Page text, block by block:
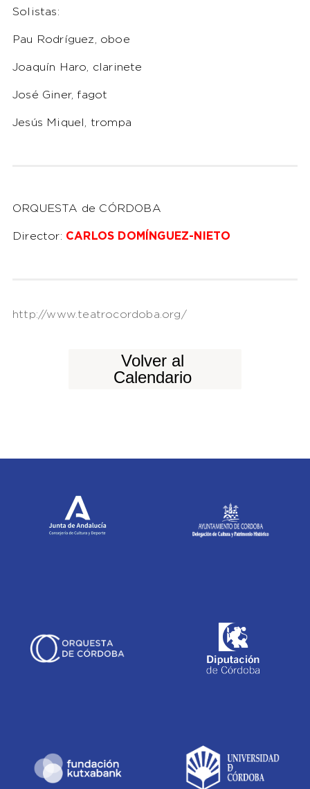
Solistas:
Pau Rodríguez, oboe
Joaquín Haro, clarinete
José Giner, fagot
Jesús Miquel, trompa
ORQUESTA de CÓRDOBA
Director: CARLOS DOMÍNGUEZ-NIETO
http://www.teatrocordoba.org/
Volver al
Calendario